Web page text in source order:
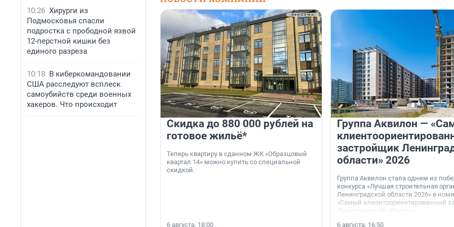
10:26 Хирурги из
Подмосковья спасли
подростка с прободной язвой
12-перстной кишки без
единого разреза
10:18 В киберкомандовании
США расследуют всплеск
самоубийств среди военных
хакеров. Что происходит
Скидка до 880 000 рублей на
готовое жильё*
Теперь квартиру в сданном ЖК «Образцовый
квартал 14» можно купить со специальной
скидкой.
6 августа, 18:00
Группа Аквилон —
застройщик
области» 2026
Группа Аквилон стала одним из
конкурса «Лучшая строительная
Ленинградской области 2026» в
«Самый клиентоориентированный
Ленинградской области».
6 августа, 16:50